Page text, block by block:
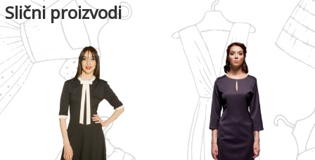
Slični proizvodi